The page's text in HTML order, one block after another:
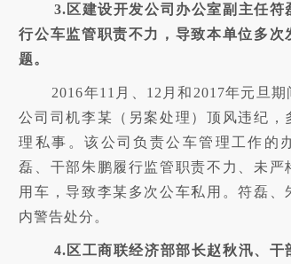
3.区建设开发公司办公室副主任符
行公车监管职责不力，导致本单位多次
题。
2016年11月、12月和2017年元旦
公司司机李某（另案处理）顶风违纪，
理私事。该公司负责公车管理工作的
磊、干部朱鹏履行监管职责不力、未严
用车，导致李某多次公车私用。符磊、
内警告处分。
4.区工商联经济部部长赵秋汛、干